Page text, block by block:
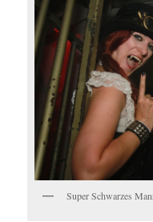
Super Schwarzes